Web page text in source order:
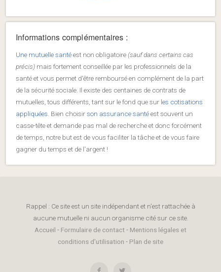
Informations complémentaires :
Une mutuelle santéest non obligatoire(sauf dans certains cas
précis) mais fortement conseillée par les professionnels de la
santé et vous permet d'être remboursé en complément de la part
de la sécurité sociale. Il existe des centaines de contrats de
mutuelles, tous différents, tant sur le fond que sur les cotisations
appliquées. Bien choisirson assurance santéest souvent un
casse-tête et demande pas mal de recherche et donc forcément
de temps, notre but est de vous faciliter la tâche et de vous faire
gagner du temps et de l'argent !
Rappel : Ce site est un site indépendant et n'est rattachée à
aucune mutuelle ni aucun organisme cité sur ce site.
Accueil - Formulaire de contact- Mentions légales et
conditions d'utilisation - Plan de site